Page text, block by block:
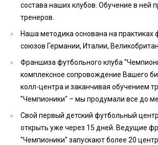
состава наших клубов. Обучение в ней
тренеров.
Наша методика основана на практиках
союзов Германии, Италии,
Франшиза футбольного клуба
комплексное сопровождение Вашего
колл-центра и заканчивая обучением
"Чемпионики" – мы продумали все до
Свой первый детский футбольный
открыть уже через 15 дней. Ведущие
"Чемпионики" запускают более 20